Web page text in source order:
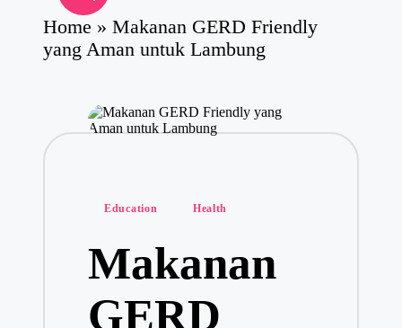
a
Home » Makanan GERD Friendly
yang Aman untuk Lambung
Posted
Education Health
Makanan
GERD